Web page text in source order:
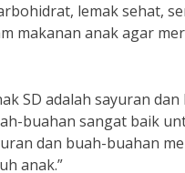
lemak sehat,
makanan anak agar
SD adalah sayuran
buahan sangat baik
dan buah-buahan
anak.”